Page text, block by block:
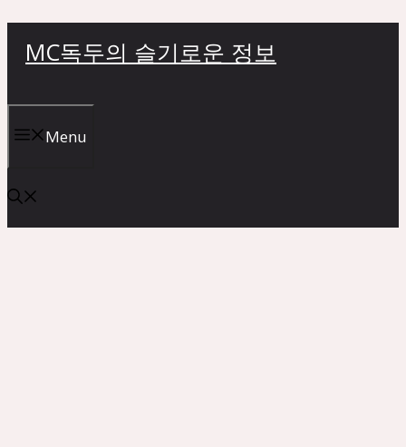
너
뛰
기
MC독두의 슬기로운 정보
Menu